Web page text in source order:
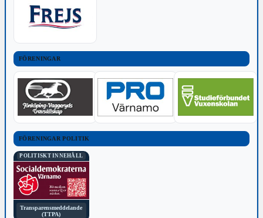
FÖRENINGAR
FÖRENINGAR POLITIK
POLITISKT INNEHÅLL
Transparensmeddelande
(TTPA)